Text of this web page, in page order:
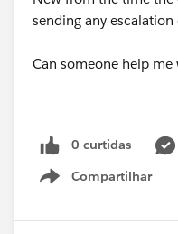
sending any
Can someone help me
0 curtidas
Compartilhar
Show menu